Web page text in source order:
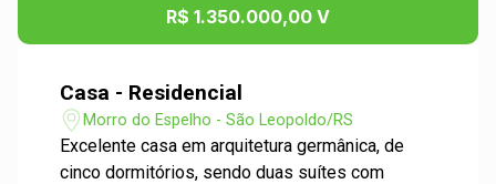
R$ 1.350.000,00 V
Casa - Residencial
Morro do Espelho - São Leopoldo/RS
Excelente casa em arquitetura germânica, de
cinco dormitórios, sendo duas suítes com